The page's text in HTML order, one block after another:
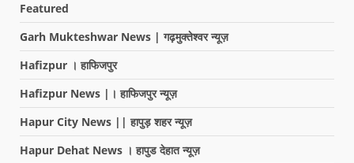
Featured
Garh Mukteshwar News | गढ़मुक्तेश्वर न्यूज़
Hafizpur । हाफिजपुर
Hafizpur News |। हाफिजपुर न्यूज़
Hapur City News || हापुड़ शहर न्यूज़
Hapur Dehat News । हापुड देहात न्यूज़